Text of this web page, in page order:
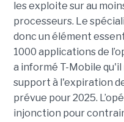
les exploite sur au
processeurs. Le
donc un élément
1000 applications de
a informé T-Mobile
support à l'expiration
prévue pour 2025.
injonction pour